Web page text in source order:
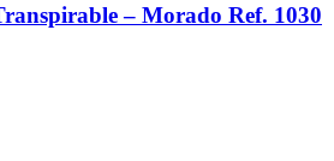
– Morado Ref. 1030